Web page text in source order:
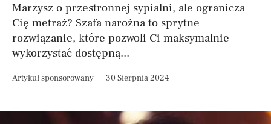
Marzysz o przestronnej sypialni, ale ogranicza
Cię metraż? Szafa narożna to sprytne
rozwiązanie, które pozwoli Ci maksymalnie
wykorzystać dostępną...
Artykuł sponsorowany 30 Sierpnia 2024